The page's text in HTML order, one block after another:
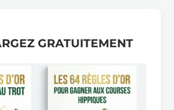
GRATUITEMENT